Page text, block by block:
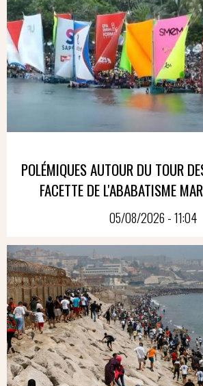
POLÉMIQUES AUTOUR DU TOUR
FACETTE DE L'ABABATISME
05/08/2026 - 11:04